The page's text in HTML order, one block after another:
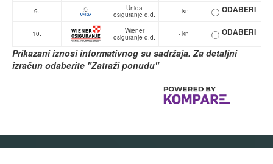
9. Uniqa
osiguranje d.d. - kn ODABERI
10. Wiener
osiguranje d.d. - kn ODABERI
Prikazani iznosi informativnog su sadržaja. Za detaljni
izračun odaberite "Zatraži ponudu"